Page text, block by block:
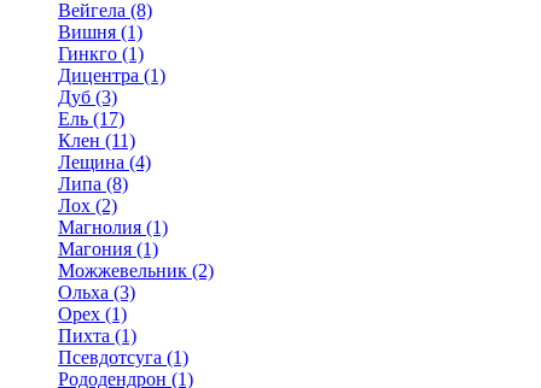
Вейгела (8)
Вишня (1)
Гинкго (1)
Дицентра (1)
Дуб (3)
Ель (17)
Клен (11)
Лещина (4)
Липа (8)
Лох (2)
Магнолия (1)
Магония (1)
Можжевельник (2)
Ольха (3)
Орех (1)
Пихта (1)
Псевдотсуга (1)
Рододендрон (1)